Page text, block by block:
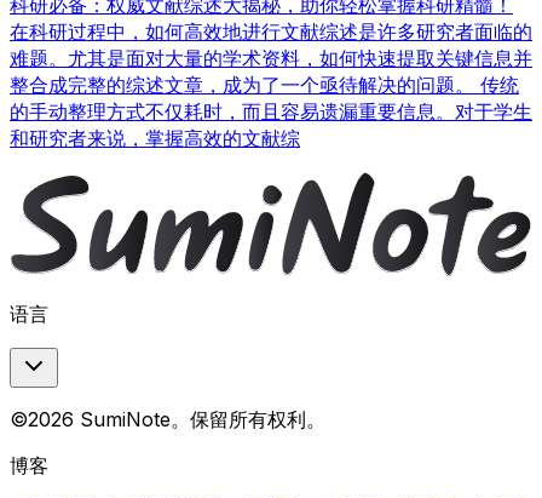
在科研过程中，如何高效地进行文献综述是许多研究者面临的
难题。尤其是面对大量的学术资料，如何快速提取关键信息并
整合成完整的综述文章，成为了一个亟待解决的问题。 传统
的手动整理方式不仅耗时，而且容易遗漏重要信息。对于学生
和研究者来说，掌握高效的文献综
语言
©2026 SumiNote。保留所有权利。
博客